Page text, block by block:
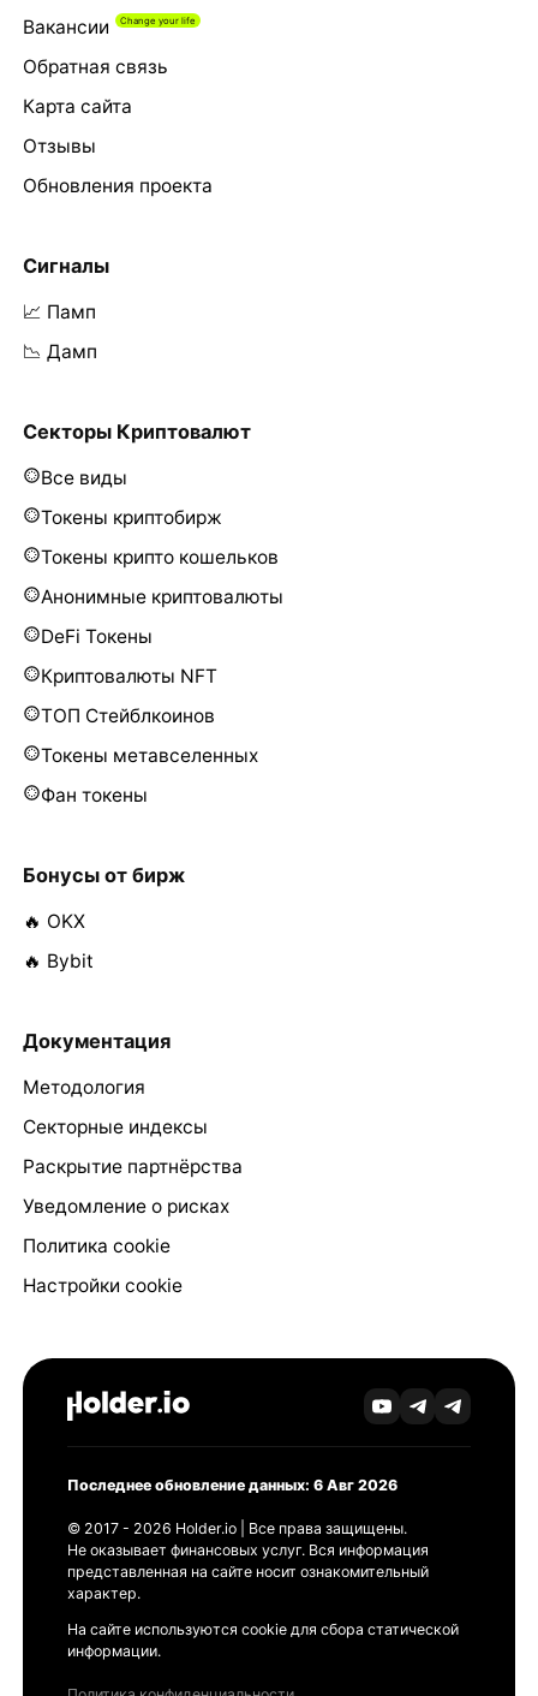
Вакансии
Обратная связь
Карта сайта
Отзывы
Обновления проекта
Сигналы
📈 Памп
📉 Дамп
Секторы Криптовалют
Все виды
Токены криптобирж
Токены крипто кошельков
Анонимные криптовалюты
DeFi Токены
Криптовалюты NFT
ТОП Стейблкоинов
Токены метавселенных
Фан токены
Бонусы от бирж
🔥 OKX
🔥 Bybit
Документация
Методология
Секторные индексы
Раскрытие партнёрства
Уведомление о рисках
Политика cookie
Настройки cookie
Последнее обновление данных: 6 Авг 2026
© 2017 - 2026 Holder.io | Все права защищены.
Не оказывает финансовых услуг. Вся информация
представленная на сайте носит ознакомительный
характер.
На сайте используются cookie для сбора статической
информации.